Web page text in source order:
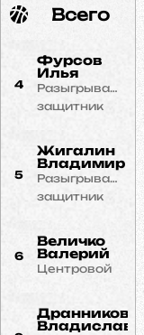
Всего
4
Фурсов
Илья
Разыгрывающий
защитник
5
Жигалин
Владимир
Разыгрывающий
защитник
6
Величко
Валерий
Центровой
Дранников
Владислав